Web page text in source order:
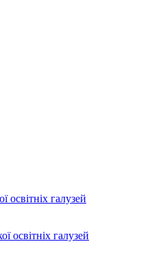
освітніх галузей
освітніх галузей